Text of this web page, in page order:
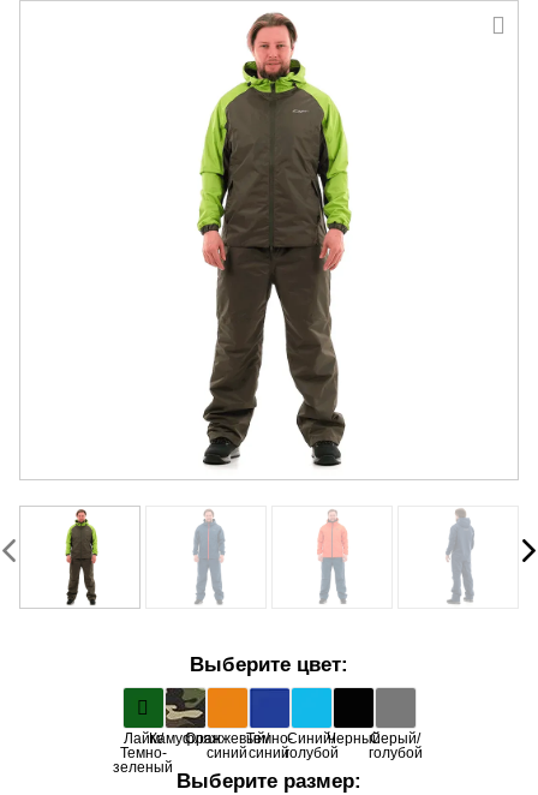
Выберите цвет:
Лайм/
Темно-
зеленый
КамуфляжОранжевый/
синий
Темно-
синий
Синий/
голубой
ЧерныйСерый/
голубой
Выберите размер: